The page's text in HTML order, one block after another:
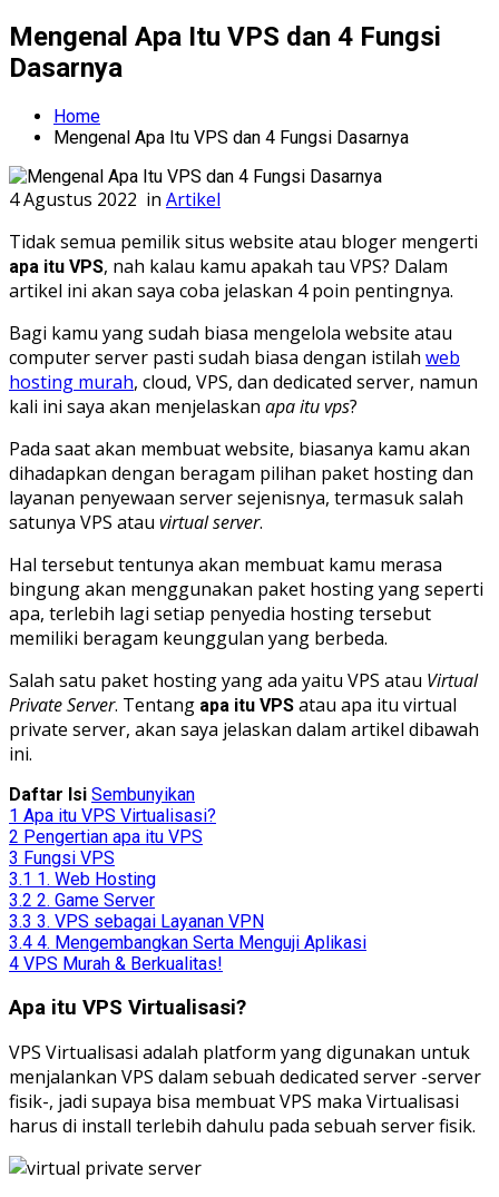
Mengenal Apa Itu VPS dan 4 Fungsi
Dasarnya
Home
Mengenal Apa Itu VPS dan 4 Fungsi Dasarnya
4 Agustus 2022 in Artikel
Tidak semua pemilik situs website atau bloger mengerti
apa itu VPS, nah kalau kamu apakah tau VPS? Dalam
artikel ini akan saya coba jelaskan 4 poin pentingnya.
Bagi kamu yang sudah biasa mengelola website atau
computer server pasti sudah biasa dengan istilah web
hosting murah, cloud, VPS, dan dedicated server, namun
kali ini saya akan menjelaskan apa itu vps?
Pada saat akan membuat website, biasanya kamu akan
dihadapkan dengan beragam pilihan paket hosting dan
layanan penyewaan server sejenisnya, termasuk salah
satunya VPS atau virtual server.
Hal tersebut tentunya akan membuat kamu merasa
bingung akan menggunakan paket hosting yang seperti
apa, terlebih lagi setiap penyedia hosting tersebut
memiliki beragam keunggulan yang berbeda.
Salah satu paket hosting yang ada yaitu VPS atau Virtual
Private Server. Tentang apa itu VPS atau apa itu virtual
private server, akan saya jelaskan dalam artikel dibawah
ini.
Daftar Isi Sembunyikan
1 Apa itu VPS Virtualisasi?
2 Pengertian apa itu VPS
3 Fungsi VPS
3.1 1. Web Hosting
3.2 2. Game Server
3.3 3. VPS sebagai Layanan VPN
3.4 4. Mengembangkan Serta Menguji Aplikasi
4 VPS Murah & Berkualitas!
Apa itu VPS Virtualisasi?
VPS Virtualisasi adalah platform yang digunakan untuk
menjalankan VPS dalam sebuah dedicated server -server
fisik-, jadi supaya bisa membuat VPS maka Virtualisasi
harus di install terlebih dahulu pada sebuah server fisik.